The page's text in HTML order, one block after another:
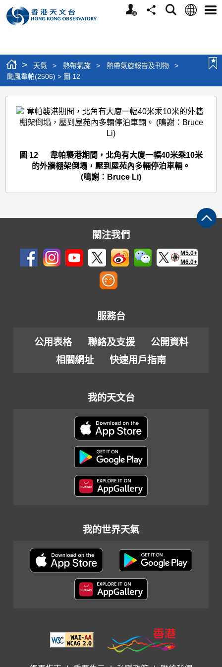
個
分
搜
語
選
> 天氣 > 熱帶氣旋 > 熱帶氣旋報告及刊物
>
颱風韋帕(2506) > 圖 12
颱
風
(2506)
圖
圖 12 韋帕襲港期間，北角有大廈一幅40米乘10米
的外牆棚架倒塌，壓到屋苑內多輛停泊車輛。
(鳴謝：Bruce Li)
關注我們
M5.0+
M6.0+
服務台
公用表格 聯絡及支援
公開資料
相關網址
快速用戶指南
我的天文台
我的世界天氣